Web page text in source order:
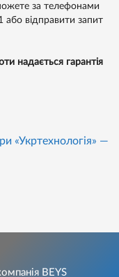
за телефонами
або відправити запит
надається гарантія
«Укртехнологія» —
BEYS